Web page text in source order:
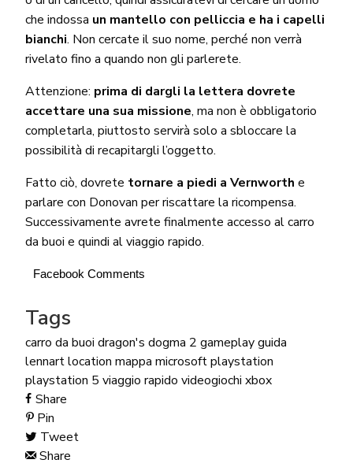
che indossa un mantello con pelliccia e ha i capelli
bianchi. Non cercate il suo nome, perché non verrà
rivelato fino a quando non gli parlerete.
Attenzione: prima di dargli la lettera dovrete
accettare una sua missione, ma non è obbligatorio
completarla, piuttosto servirà solo a sbloccare la
possibilità di recapitargli l’oggetto.
Fatto ciò, dovrete tornare a piedi a Vernworth e
parlare con Donovan per riscattare la ricompensa.
Successivamente avrete finalmente accesso al carro
da buoi e quindi al viaggio rapido.
Facebook Comments
Tags
carro da buoi dragon's dogma 2 gameplayguida
lennartlocation mappa microsoftplaystation
playstation 5 viaggio rapido videogiochi xbox
Share
Pin
Tweet
Share